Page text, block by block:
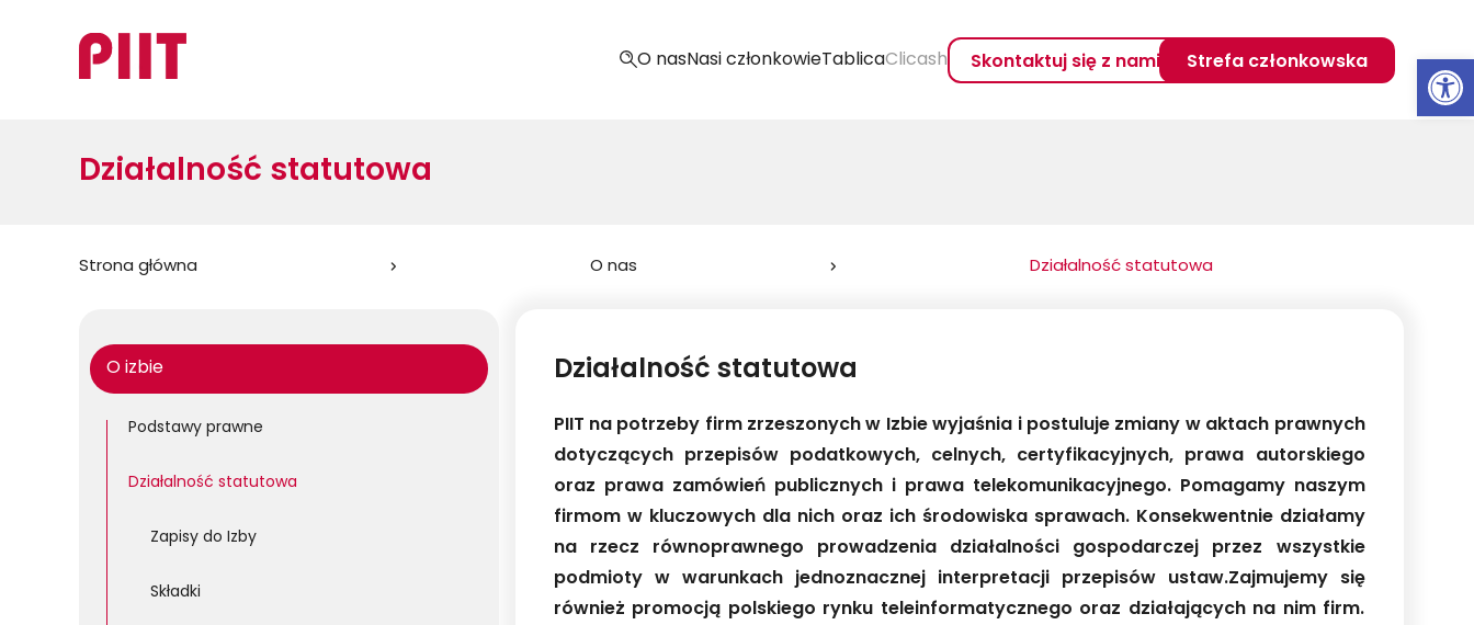
O nasNasi członkowieTablicaClicash Skontaktuj się z nami Strefa członkowska
Działalność statutowa
Jesteś
Strona główna O nas Działalność statutowa
O izbie
Podstawy prawne
Działalność statutowa
Zapisy do Izby
Składki
Działalność statutowa
PIIT na potrzeby firm zrzeszonych w Izbie wyjaśnia i postuluje zmiany w aktach prawnych
dotyczących przepisów podatkowych, celnych, certyfikacyjnych, prawa autorskiego
oraz prawa zamówień publicznych i prawa telekomunikacyjnego. Pomagamy naszym
firmom w kluczowych dla nich oraz ich środowiska sprawach. Konsekwentnie działamy
na rzecz równoprawnego prowadzenia działalności gospodarczej przez wszystkie
podmioty w warunkach jednoznacznej interpretacji przepisów ustaw.Zajmujemy się
również promocją polskiego rynku teleinformatycznego oraz działających na nim firm.